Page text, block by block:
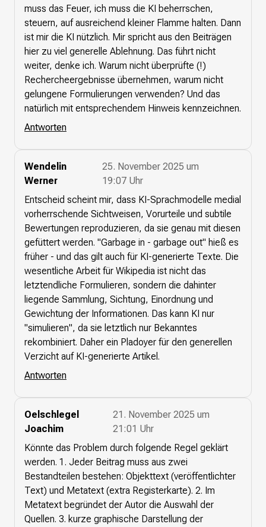
muss das Feuer, ich muss die KI beherrschen,
steuern, auf ausreichend kleiner Flamme halten. Dann
ist mir die KI nützlich. Mir spricht aus den Beiträgen
hier zu viel generelle Ablehnung. Das führt nicht
weiter, denke ich. Warum nicht überprüfte (!)
Rechercheergebnisse übernehmen, warum nicht
gelungene Formulierungen verwenden? Und das
natürlich mit entsprechendem Hinweis kennzeichnen.
Antworten
Wendelin
Werner
25. November 2025 um
19:07 Uhr
Entscheid scheint mir, dass KI-Sprachmodelle medial
vorherrschende Sichtweisen, Vorurteile und subtile
Bewertungen reproduzieren, da sie genau mit diesen
gefüttert werden. "Garbage in - garbage out" hieß es
früher - und das gilt auch für KI-generierte Texte. Die
wesentliche Arbeit für Wikipedia ist nicht das
letztendliche Formulieren, sondern die dahinter
liegende Sammlung, Sichtung, Einordnung und
Gewichtung der Informationen. Das kann KI nur
"simulieren", da sie letztlich nur Bekanntes
rekombiniert. Daher ein Pladoyer für den generellen
Verzicht auf KI-generierte Artikel.
Antworten
Oelschlegel
Joachim
21. November 2025 um
21:01 Uhr
Könnte das Problem durch folgende Regel geklärt
werden. 1. Jeder Beitrag muss aus zwei
Bestandteilen bestehen: Objekttext (veröffentlichter
Text) und Metatext (extra Registerkarte). 2. Im
Metatext begründet der Autor die Auswahl der
Quellen. 3. kurze graphische Darstellung der